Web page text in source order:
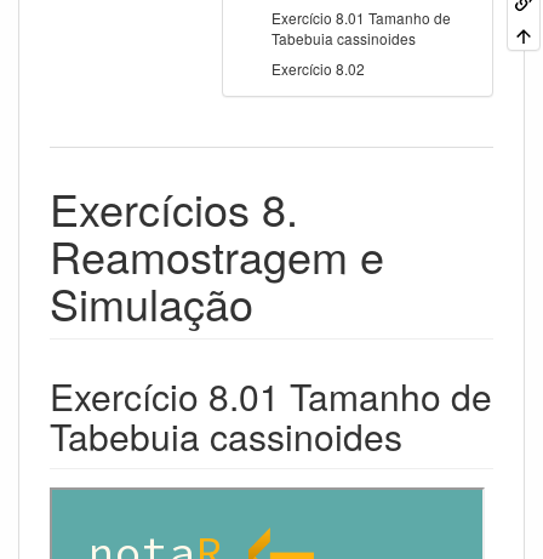
Exercício 8.01 Tamanho de
Tabebuia cassinoides
Exercício 8.02
Exercícios 8.
Reamostragem e
Simulação
Exercício 8.01 Tamanho de
Tabebuia cassinoides